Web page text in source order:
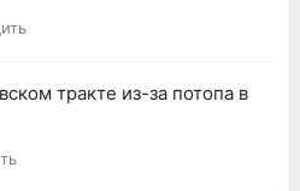
тракте из-за потопа в